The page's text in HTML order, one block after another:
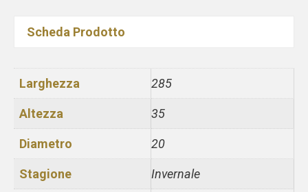
Scheda Prodotto
Larghezza 285
Altezza 35
Diametro 20
Stagione Invernale